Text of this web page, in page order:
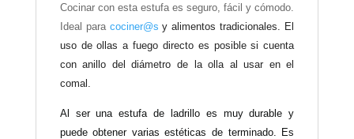
Cocinar con esta estufa es seguro , fácil y cómodo
Ideal para cociner@s y alimentos tradicionales.
El
uso de ollas a fuego directo es posible si cuenta
con anillo del diámetro de
laolla al usar enel
comal.
Al ser una estufa de ladrillo es muy durable y
puede obtener varias estéticas de terminado. Es